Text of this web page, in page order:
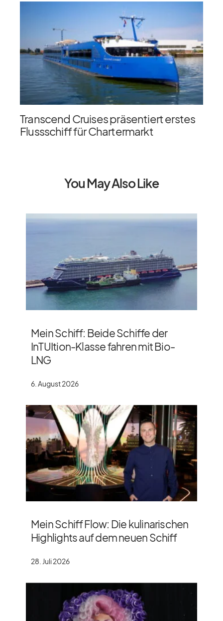
Transcend Cruises präsentiert erstes
Flussschiff für Chartermarkt
You May Also Like
Mein Schiff: Beide Schiffe der
InTUItion-Klasse fahren mit Bio-
LNG
6. August 2026
Mein Schiff Flow: Die kulinarischen
Highlights auf dem neuen Schiff
28. Juli 2026